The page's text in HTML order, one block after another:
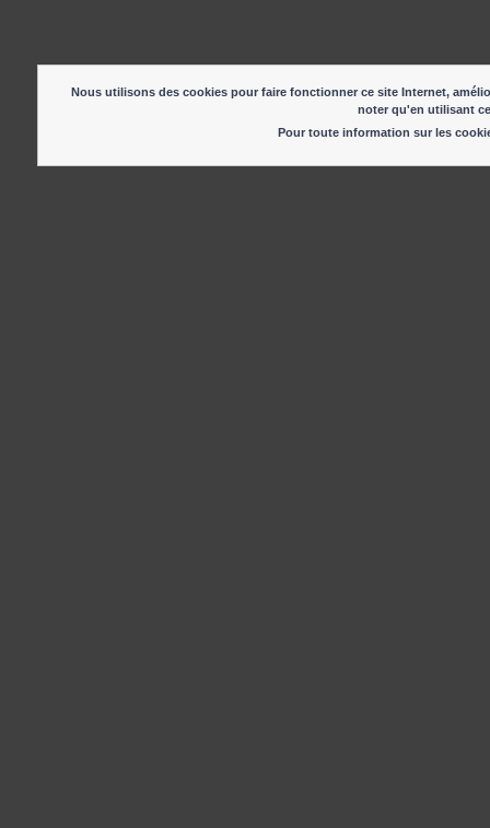
Nous utilisons des cookies pour faire fonctionner ce site Internet,
noter qu'en utilisant
Pour toute information sur les